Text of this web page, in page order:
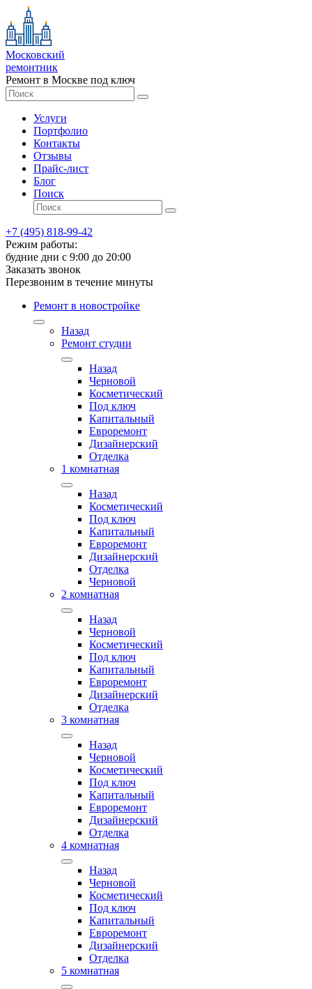
Московский
ремонтник
Ремонт в Москве под ключ
Услуги
Портфолио
Контакты
Отзывы
Прайс-лист
Блог
Поиск
+7 (495) 818-99-42
Режим работы:
будние дни с 9:00 до 20:00
Заказать звонок
Перезвоним в течение минуты
Ремонт в новостройке
Назад
Ремонт студии
Назад
Черновой
Косметический
Под ключ
Капитальный
Евроремонт
Дизайнерский
Отделка
1 комнатная
Назад
Косметический
Под ключ
Капитальный
Евроремонт
Дизайнерский
Отделка
Черновой
2 комнатная
Назад
Черновой
Косметический
Под ключ
Капитальный
Евроремонт
Дизайнерский
Отделка
3 комнатная
Назад
Черновой
Косметический
Под ключ
Капитальный
Евроремонт
Дизайнерский
Отделка
4 комнатная
Назад
Черновой
Косметический
Под ключ
Капитальный
Евроремонт
Дизайнерский
Отделка
5 комнатная